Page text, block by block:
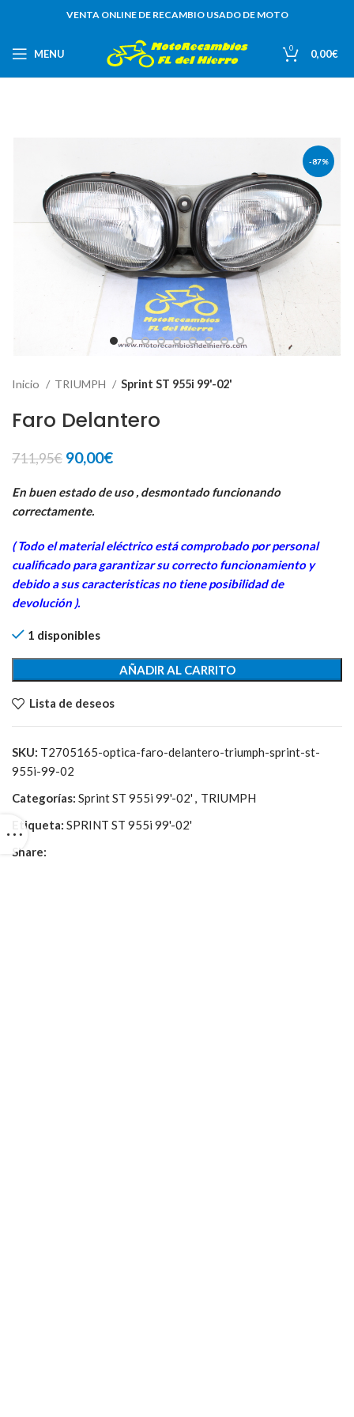
VENTA ONLINE DE RECAMBIO USADO DE MOTO
MENU 0 0,00€
-87%
Inicio TRIUMPH Sprint ST 955i 99'-02'
Faro Delantero
711,95€ El
original
era:
90,00€El
actual
En buen estado de uso , desmontado funcionando
correctamente.
( Todo el material eléctrico está comprobado por personal
cualificado para garantizar su correcto funcionamiento y
debido a sus caracteristicas no tiene posibilidad de
devolución ).
1 disponibles
AÑADIR AL CARRITO
Lista de deseos
SKU: T2705165-optica-faro-delantero-triumph-sprint-st-
955i-99-02
Categorías: Sprint ST 955i 99'-02' , TRIUMPH
Etiqueta: SPRINT ST 955i 99'-02'
Share: